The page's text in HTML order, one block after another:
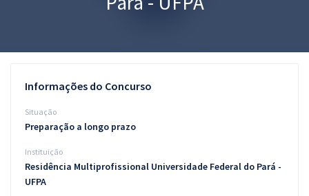
Blog
Aprovados
Informações do Concurso
Situação
Preparação a longo prazo
Instituição
Residência Multiprofissional Universidade Federal do Pará -
UFPA